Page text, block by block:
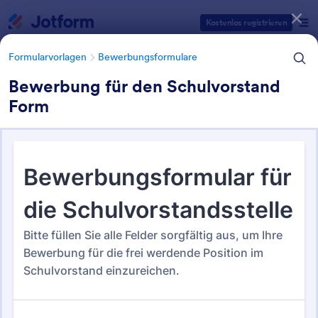
Kostenlos registrieren
Formularvorlagen Bewerbungsformulare
Bewerbung für den Schulvorstand
Form
Bewerbungsformulare
Jotform bietet 812 Bewerbungsformulare
Formularvorlagen Kategorien